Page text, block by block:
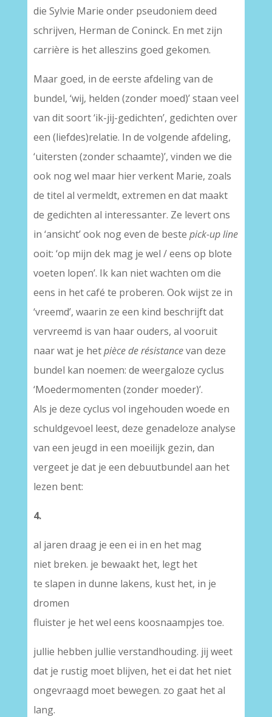
die Sylvie Marie onder pseudoniem deed
schrijven, Herman de Coninck. En met zijn
carrière is het alleszins goed gekomen.
Maar goed, in de eerste afdeling van de
bundel, ‘wij, helden (zonder moed)’ staan veel
van dit soort ‘ik-jij-gedichten’, gedichten over
een (liefdes)relatie. In de volgende afdeling,
‘uitersten (zonder schaamte)’, vinden we die
ook nog wel maar hier verkent Marie, zoals
de titel al vermeldt, extremen en dat maakt
de gedichten al interessanter. Ze levert ons
in ‘ansicht’ ook nog even de beste pick-up line
ooit: ‘op mijn dek mag je wel / eens op blote
voeten lopen’. Ik kan niet wachten om die
eens in het café te proberen. Ook wijst ze in
‘vreemd’, waarin ze een kind beschrijft dat
vervreemd is van haar ouders, al vooruit
naar wat je hetpièce de résistancevan deze
bundel kan noemen: de weergaloze cyclus
‘Moedermomenten (zonder moeder)’.
Als je deze cyclus vol ingehouden woede en
schuldgevoel leest, deze genadeloze analyse
van een jeugd in een moeilijk gezin, dan
vergeet je dat je een debuutbundel aan het
lezen bent:
4.
al jaren draag je een ei in en het mag
niet breken. je bewaakt het, legt het
te slapen in dunne lakens, kust het, in je
dromen
fluister je het wel eens koosnaampjes toe.
jullie hebben jullie verstandhouding. jij weet
dat je rustig moet blijven, het ei dat het niet
ongevraagd moet bewegen. zo gaat het al
lang.